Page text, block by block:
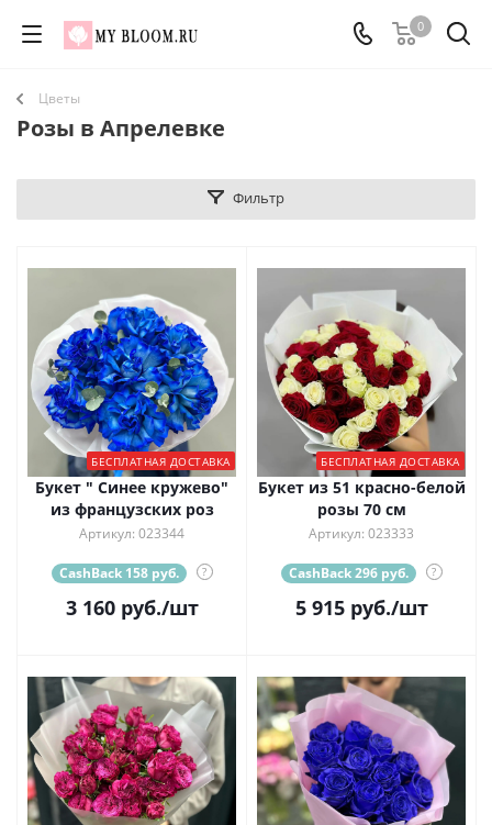
0
Цветы
Розы в Апрелевке
Фильтр
БЕСПЛАТНАЯ ДОСТАВКА
Букет " Синее кружево"
из французских роз
Артикул: 023344
CashBack 158 руб. ?
3 160руб./шт
БЕСПЛАТНАЯ ДОСТАВКА
Букет из 51 красно-белой
розы 70 см
Артикул: 023333
CashBack 296 руб. ?
5 915руб./шт